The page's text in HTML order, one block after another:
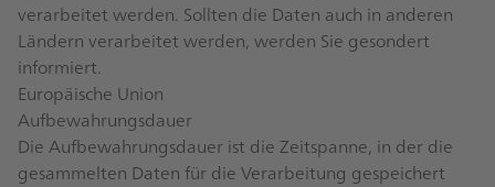
verarbeitet werden. Sollten die Daten auch in anderen
Ländern verarbeitet werden, werden Sie gesondert
informiert.
Europäische Union
Aufbewahrungsdauer
Die Aufbewahrungsdauer ist die Zeitspanne, in der die
gesammelten Daten für die Verarbeitung gespeichert